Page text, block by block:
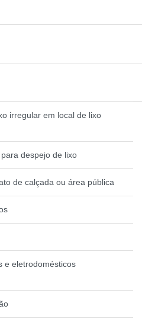
irregular em local de lixo
despejo de lixo
de calçada ou área pública
e eletrodomésticos